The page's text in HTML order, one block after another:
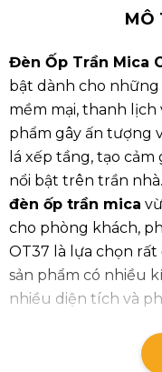
MÔ
Đèn Ốp Trần Mica
bật dành cho
mềm mại, thanh
phẩm gây ấn tượng
lá xếp tầng, tạo
nổi bật trên trần
đèn ốp trần mica
cho phòng khách,
OT37 là lựa chọn rất
sản phẩm có nhiều
nhiều diện tích và
Thông số